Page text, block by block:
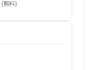
(無料)